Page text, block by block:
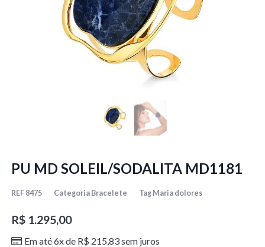
PU MD SOLEIL/SODALITA MD1181
REF 8475 Categoria Bracelete Tag Maria dolores
R$1.295,00
Em até 6x de R$ 215,83sem juros